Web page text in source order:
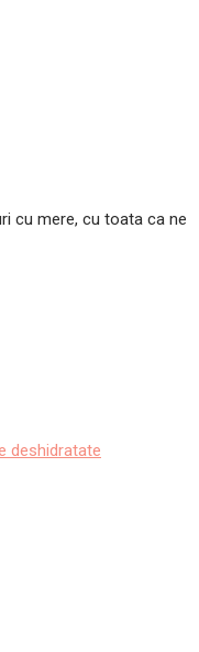
cu mere, cu toata ca ne
deshidratate